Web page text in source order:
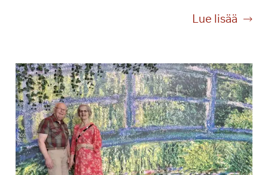
a
L
e
C
a
n
z
o
Lue lisää
M
t
a
n
y
t
p
e
r